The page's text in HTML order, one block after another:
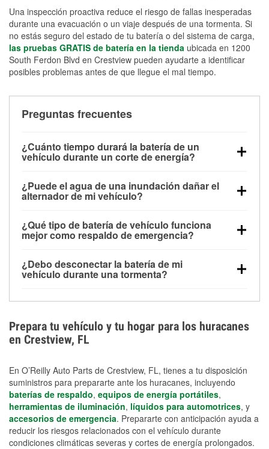
Una inspección proactiva reduce el riesgo de fallas inesperadas
durante una evacuación o un viaje después de una tormenta. Si
no estás seguro del estado de tu batería o del sistema de carga,
las pruebas GRATIS de batería en la tienda ubicada en 1200
South Ferdon Blvd en Crestview pueden ayudarte a identificar
posibles problemas antes de que llegue el mal tiempo.
Preguntas frecuentes
¿Cuánto tiempo durará la batería de un
vehículo durante un corte de energía?
alimentar pequeños accesorios durante un tiempo
limitado, pero el uso repetido sin conducir el vehículo
contar con un equipo de carga de respaldo para
cortes prolongados.
¿Puede el agua de una inundación dañar el
alternador de mi vehículo?
parte baja del compartimento del motor y pueden
dañarse si se sumergen, lo que puede provocar una
días después de la exposición.
¿Qué tipo de batería de vehículo funciona
mejor como respaldo de emergencia?
para aplicaciones de ciclo profundo porque son
selladas, resistentes a las vibraciones y más
¿Debo desconectar la batería de mi
vehículo durante una tormenta?
los daños por inundación. Evitar el agua estancada y
preparar opciones de carga de respaldo son
medidas de protección más efectivas.
Prepara tu vehículo y tu hogar para los huracanes
en Crestview, FL
En O’Reilly Auto Parts de Crestview, FL, tienes a tu disposición
suministros para prepararte ante los huracanes, incluyendo
baterías de respaldo, equipos de energía portátiles,
herramientas de iluminación, líquidos para automotrices, y
accesorios de emergencia. Prepararte con anticipación ayuda a
reducir los riesgos relacionados con el vehículo durante
condiciones climáticas severas y cortes de energía prolongados.